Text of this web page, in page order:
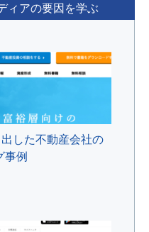
ィアの要因を学ぶ
した不動産会社の
事例